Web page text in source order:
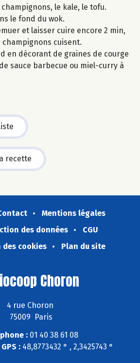
le kale, le tofu.
le fond du wok.
et laisser cuire encore 2 min,
champignons cuisent.
en décorant de graines de courge
sauce barbecue ou miel-curry à
recette
Mentions légales
des données
CGU
des cookies
Plan du site
Choron
4 rue Choron
75009 Paris
:01 40 38 61 08
:48,8773432 ° , 2,3425743 °